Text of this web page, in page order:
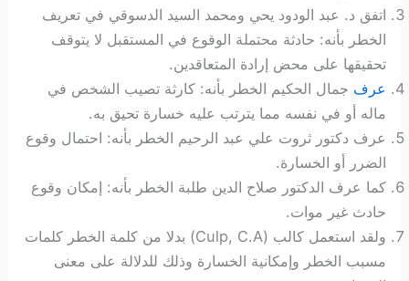
اتفق د. عبد الودود يحي ومحمد السيد الدسوقي في تعريف
الخطر بأنه: حادثة محتملة الوقوع في المستقبل لا يتوقف
تحقيقها على محض إرادة المتعاقدين.
عرف جمال الحكيم الخطر بأنه: كارثة تصيب الشخص في
ماله أو في نفسه مما يترتب عليه خسارة تحيق به.
عرف دكتور ثروت علي عبد الرحيم الخطر بأنه: احتمال وقوع
الضرر أو الخسارة.
كما عرف الدكتور صلاح الدين طلبة الخطر بأنه: إمكان وقوع
حادث غير موات.
ولقد استعمل كالب (Culp, C.A) بدلا من كلمة الخطر كلمات
مسبب الخطر وإمكانية الخسارة وذلك للدلالة على معنى